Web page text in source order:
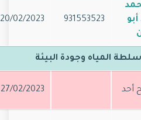
931553523
20/02/2023
المياه وجودة البيئة
أحد 27/02/2023